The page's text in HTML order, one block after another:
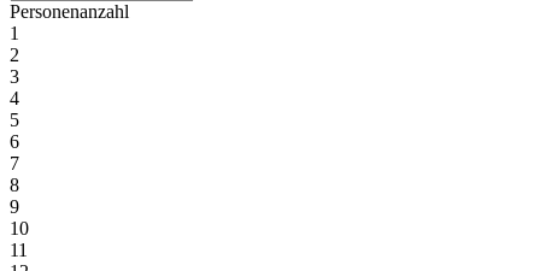
Personenanzahl
1
2
3
4
5
6
7
8
9
10
11